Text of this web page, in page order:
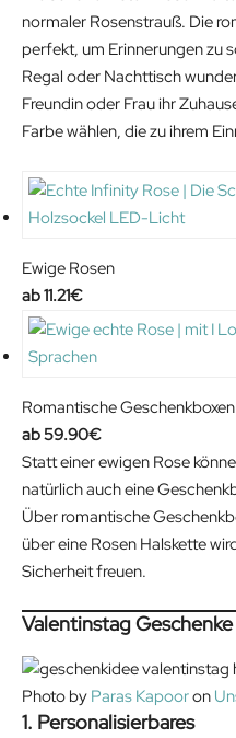
normaler Rosenstrauß. Die
perfekt, um Erinnerungen zu
Regal oder Nachttisch
Freundin oder Frau ihr
Farbe wählen, die zu ihrem
Ewige Rosen
11.21€
Romantische Geschenkboxen
59.90€
Statt einer ewigen Rose
natürlich auch eine
Über romantische
über eine Rosen Halskette
Sicherheit freuen.
Valentinstag
Photo by Paras Kapooron
1. Personalisierbares